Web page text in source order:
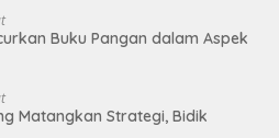
Buku Pangan dalam Aspek
Matangkan Strategi, Bidik